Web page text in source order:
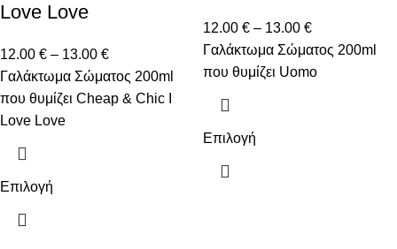
Love Love
12.00 € – 13.00 €
Γαλάκτωμα Σώματος 200ml
που θυμίζει Cheap & Chic I
Love Love
Επιλογή
12.00 € – 13.00 €
Γαλάκτωμα Σώματος 200ml
που θυμίζει Uomo
Επιλογή